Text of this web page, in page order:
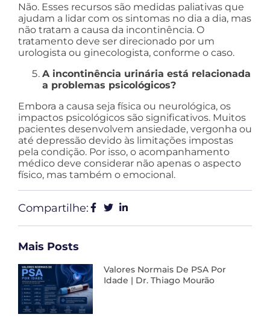
Não. Esses recursos são medidas paliativas que
ajudam a lidar com os sintomas no dia a dia, mas
não tratam a causa da incontinência. O
tratamento deve ser direcionado por um
urologista ou ginecologista, conforme o caso.
A incontinência urinária está relacionada
a problemas psicológicos?
Embora a causa seja física ou neurológica, os
impactos psicológicos são significativos. Muitos
pacientes desenvolvem ansiedade, vergonha ou
até depressão devido às limitações impostas
pela condição. Por isso, o acompanhamento
médico deve considerar não apenas o aspecto
físico, mas também o emocional.
Compartilhe:
Mais Posts
Valores Normais De PSA Por
Idade | Dr. Thiago Mourão